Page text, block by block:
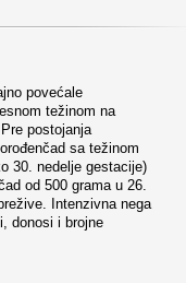
povećale
težinom na
postojanja
sa težinom
30. nedelje gestacije)
od 500 grama u 26.
Intenzivna nega
donosi i brojne